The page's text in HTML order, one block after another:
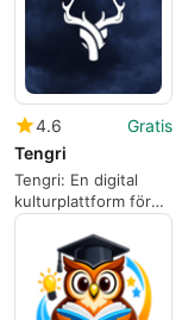
4.6
Gratis
Tengri
Tengri: En digital
kulturplattform för
Turkisk mytologi